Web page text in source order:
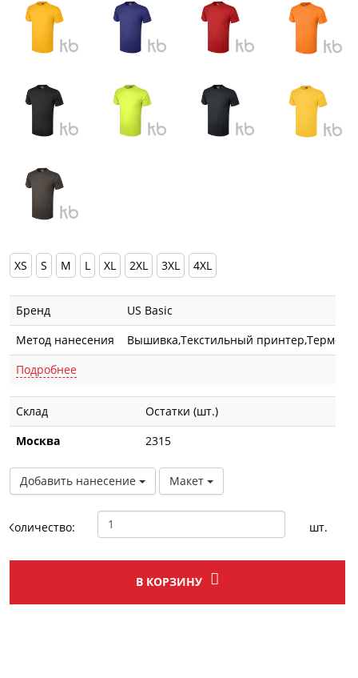
XS S M L XL 2XL 3XL 4XL
Бренд
US Basic
Метод нанесения
Вышивка,Текстильный
Подробнее
Склад
Остатки (шт.)
Москва
2315
Добавить нанесение Макет
Количество: шт.
В КОРЗИНУ